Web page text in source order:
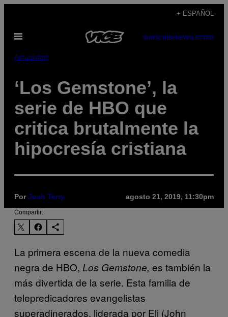
contenido
+ ESPAÑOL
Abrir
SUBSCRIBENEWSLETTER
Actualidad
‘Los Gemstone’, la
serie de HBO que
critica brutalmente la
hipocresía cristiana
PorJosh Terry agosto 21, 2019, 11:30pm
Compartir:
La primera escena de la nueva comedia
negra de HBO, Los Gemstone, es también la
más divertida de la serie. Esta familia de
telepredicadores evangelistas
superadinerados, liderada por Eli (John